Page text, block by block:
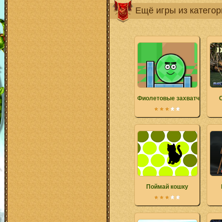
Ещё игры из
Фиолетовые захватчики
Поймай кошку